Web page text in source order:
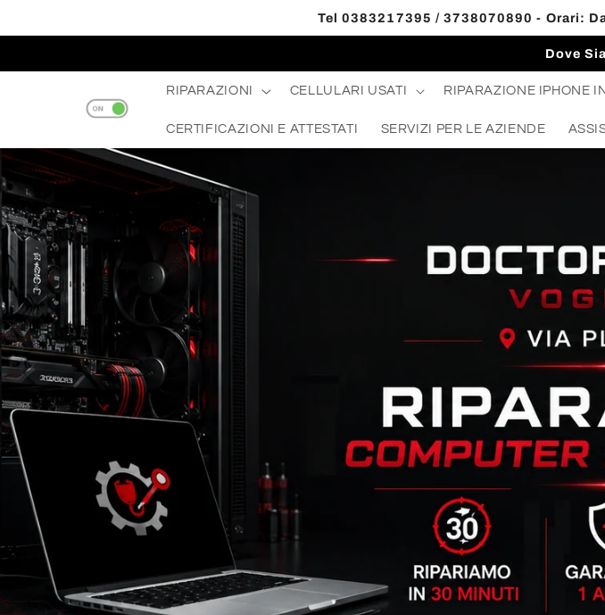
ai contenuti
Tel 0383217395 / 3738070890 - Orari:
Dove
RIPARAZIONI CELLULARI USATI RIPARAZIONE IPHONE
CERTIFICAZIONI E ATTESTATI SERVIZI PER LE AZIENDE